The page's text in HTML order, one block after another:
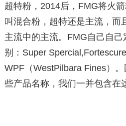
超特粉，2014后，FMG将火
叫混合粉，超特还是主流，而
主流中的主流。FMG自己自
别：Super
WPF（WestPilbara Fines）
些产品名称，我们一并包含在